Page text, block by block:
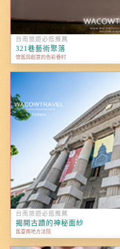
台南旅遊必逛推薦
321巷藝術聚落
懷舊與創意的色彩眷村
台南旅遊必逛推薦
揭開古蹟的神秘面紗
舊臺南地方法院